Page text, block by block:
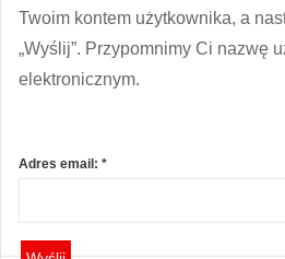
Twoim kontem użytkownika, a
„Wyślij”. Przypomnimy Ci nazwę
elektronicznym.
Adres email: *